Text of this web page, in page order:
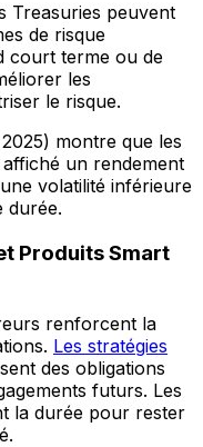
Treasuries peuvent
de risque
court terme ou de
les
le risque.
montre que les
un rendement
volatilité inférieure
durée.
Produits Smart
renforcent la
Les stratégies
des obligations
futurs. Les
la durée pour rester